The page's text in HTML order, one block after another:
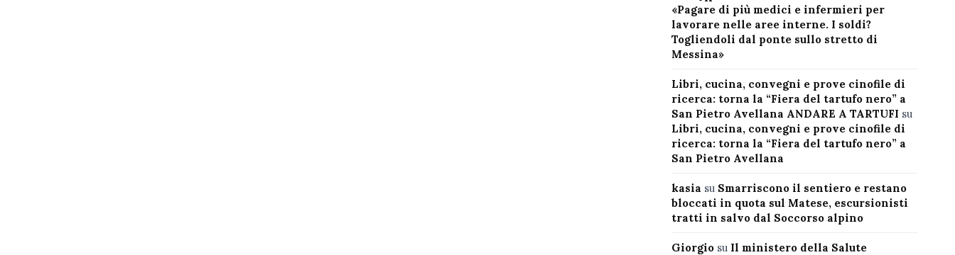
«Pagare di più medici e infermieri per
lavorare nelle aree interne. I soldi?
Togliendoli dal ponte sullo stretto di
Messina»
Libri, cucina, convegni e prove cinofile di
ricerca: torna la “Fiera del tartufo nero” a
San Pietro Avellana ANDARE A TARTUFI su
Libri, cucina, convegni e prove cinofile di
ricerca: torna la “Fiera del tartufo nero” a
San Pietro Avellana
kasia su Smarriscono il sentiero e restano
bloccati in quota sul Matese, escursionisti
tratti in salvo dal Soccorso alpino
Giorgiosu Il ministero della Salute